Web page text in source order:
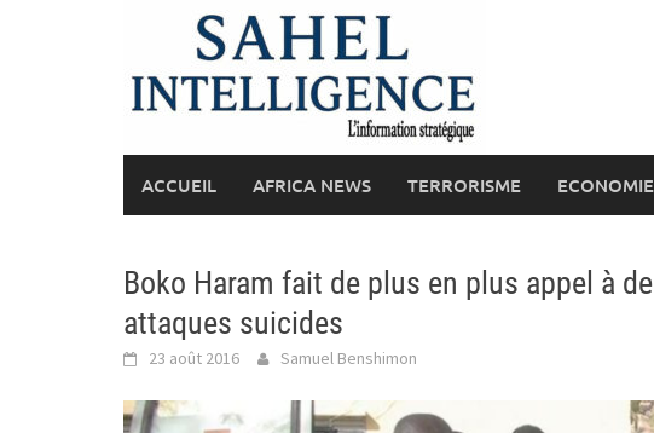
ACCUEIL AFRICA NEWS TERRORISME ECONOMIE
Boko Haram fait de plus en plus appel à
attaques suicides
23 août 2016 Samuel Benshimon